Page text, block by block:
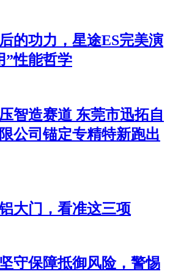
的功力，星途ES完美演
”性能哲学
智造赛道 东莞市迅拓自
公司锚定专精特新跑出
大门，看准这三项
守保障抵御风险，警惕